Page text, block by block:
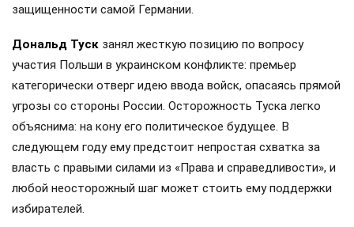
защищенности самой Германии.
Дональд Туск занял жесткую позицию по вопросу
участия Польши в украинском конфликте: премьер
категорически отверг идею ввода войск, опасаясь прямой
угрозы со стороны России. Осторожность Туска легко
объяснима: на кону его политическое будущее. В
следующем году ему предстоит непростая схватка за
власть с правыми силами из «Права и справедливости», и
любой неосторожный шаг может стоить ему поддержки
избирателей.